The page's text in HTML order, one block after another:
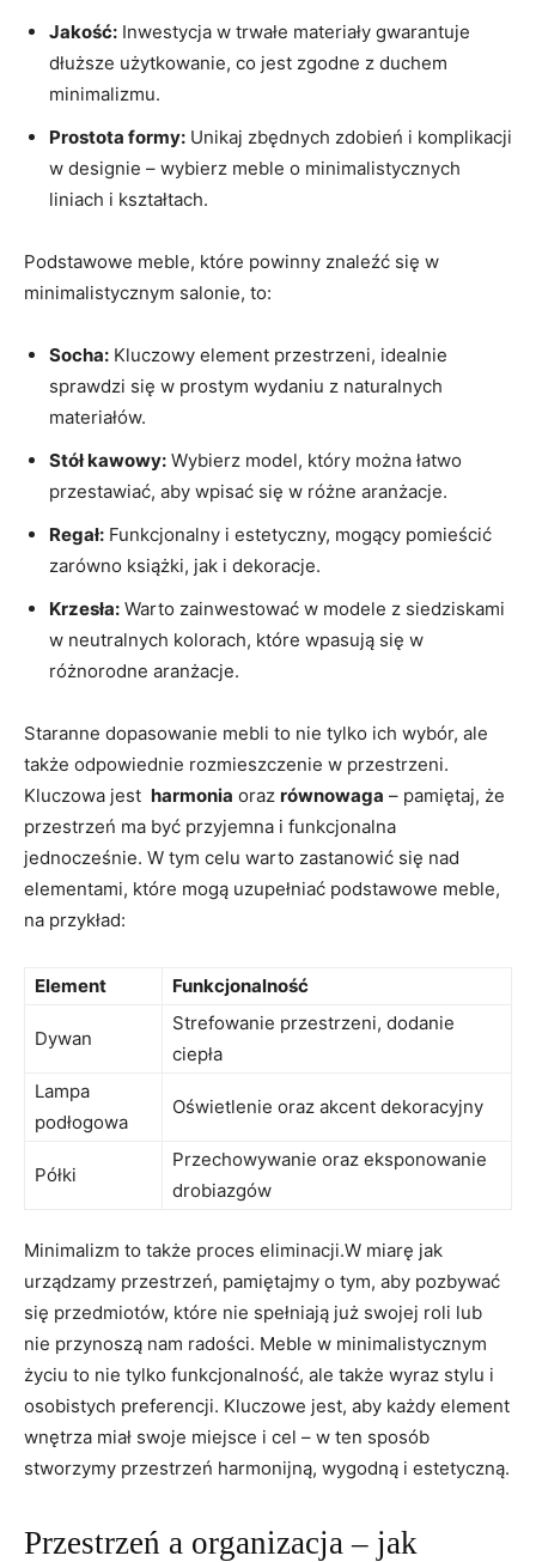
Jakość: Inwestycja w trwałe materiały gwarantuje
dłuższe użytkowanie, co jest ⁣zgodne z duchem
minimalizmu.
Prostota formy: ​Unikaj zbędnych zdobień‍ i komplikacji
w ‍designie – ‌wybierz meble o ⁣minimalistycznych
⁢liniach i kształtach.
Podstawowe meble, które powinny znaleźć się w
minimalistycznym salonie, to:
Socha: Kluczowy element przestrzeni, idealnie‌
sprawdzi się w prostym ⁣wydaniu z naturalnych
materiałów.
Stół kawowy: Wybierz model, który ‍można łatwo
przestawiać, ⁤aby ⁤wpisać się w różne aranżacje.
Regał: Funkcjonalny ⁢i estetyczny, mogący ⁤pomieścić
‍zarówno książki, jak ⁢i dekoracje.
Krzesła: ⁢Warto zainwestować w modele z siedziskami
‌w neutralnych kolorach, które wpasują ⁢się w
różnorodne aranżacje.
Staranne dopasowanie mebli to‍ nie tylko​ ich ⁢wybór, ⁢ale
także odpowiednie rozmieszczenie w przestrzeni.
Kluczowa ​jest ​ harmonia oraz równowaga – pamiętaj, że
przestrzeń ma⁤ być przyjemna i funkcjonalna
jednocześnie. W tym⁤ celu warto zastanowić ‌się nad
elementami, które mogą uzupełniać podstawowe meble,
na przykład:
Element Funkcjonalność
Dywan
Strefowanie przestrzeni, dodanie
ciepła
Lampa
podłogowa
Oświetlenie oraz akcent dekoracyjny
Półki
Przechowywanie oraz⁢ eksponowanie
drobiazgów
Minimalizm ‍to‍ także proces eliminacji.W miarę jak
urządzamy przestrzeń, pamiętajmy o tym, aby​ pozbywać
się przedmiotów, ⁣które nie spełniają⁢ już swojej roli lub
nie⁢ przynoszą nam radości. Meble w ⁤minimalistycznym
życiu​ to nie tylko funkcjonalność, ale także wyraz stylu i
osobistych preferencji.​ Kluczowe jest, aby każdy element
wnętrza miał swoje miejsce i cel – w ten ‍sposób
stworzymy‍ przestrzeń harmonijną, wygodną i estetyczną.
Przestrzeń ⁤a‍ organizacja – jak